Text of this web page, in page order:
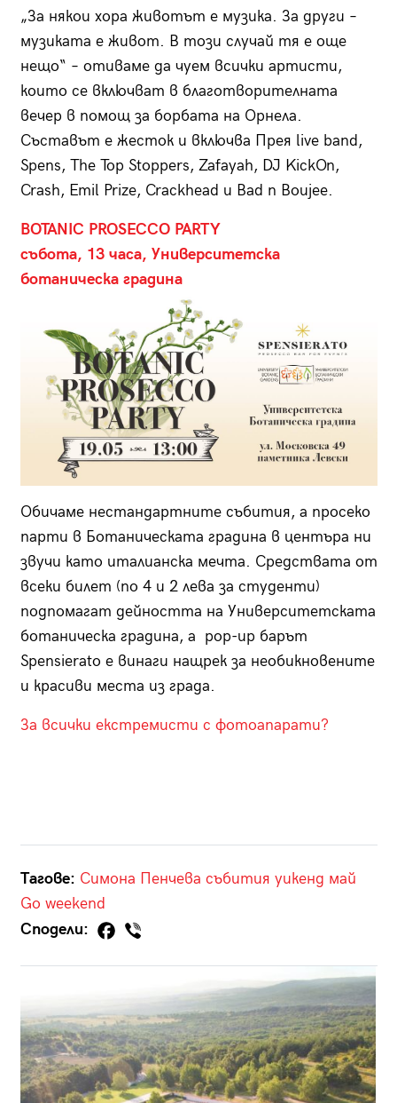
„За някои хора животът е музика. За други –
музиката е живот. В този случай тя е още
нещо“ – отиваме да чуем всички артисти,
които се включват в благотворителната
вечер в помощ за борбата на Орнела.
Съставът е жесток и включва Прея live band,
Spens, The Top Stoppers, Zafayah, DJ KickOn,
Crash, Emil Prize, Crackhead и Bad n Boujee.
BOTANIC PROSECCO PARTY
събота, 13 часа, Университетска
ботаническа градина
Обичаме нестандартните събития, а просеко
парти в Ботаническата градина в центъра ни
звучи като италианска мечта. Средствата от
всеки билет (по 4 и 2 лева за студенти)
подпомагат дейността на Университетската
ботаническа градина, а pop-up барът
Spensierato е винаги нащрек за необикновените
и красиви места из града.
За всички екстремисти с фотоапарати?
Тагове: Симона Пенчева събития уикенд май
Go weekend
Сподели: